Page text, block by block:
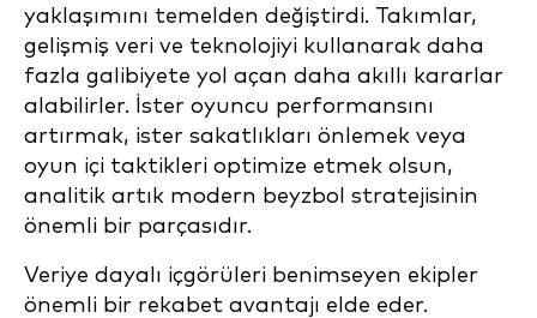
yaklaşımını temelden değiştirdi. Takımlar,
gelişmiş veri ve teknolojiyi kullanarak daha
fazla galibiyete yol açan daha akıllı kararlar
alabilirler. İster oyuncu performansını
artırmak, ister sakatlıkları önlemek veya
oyun içi taktikleri optimize etmek olsun,
analitik artık modern beyzbol stratejisinin
önemli bir parçasıdır.
Veriye dayalı içgörüleri benimseyen ekipler
önemli bir rekabet avantajı elde eder.